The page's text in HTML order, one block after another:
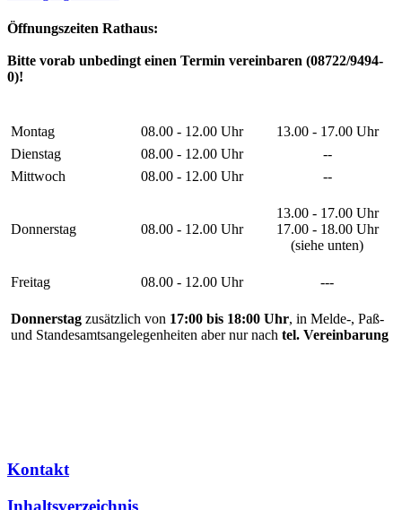
Öffnungszeiten Rathaus:
Bitte vorab unbedingt einen Termin vereinbaren (08722/9494-
0)!
Montag 08.00 - 12.00 Uhr
13.00 - 17.00 Uhr
Dienstag
08.00 - 12.00 Uhr
--
Mittwoch
08.00 - 12.00 Uhr --
Donnerstag 08.00 - 12.00 Uhr
13.00 - 17.00 Uhr
17.00 - 18.00 Uhr
(siehe unten)
Freitag 08.00 - 12.00 Uhr ---
Donnerstag zusätzlich von 17:00 bis 18:00 Uhr, in Melde-, Paß-
und Standesamtsangelegenheiten aber nur nach tel. Vereinbarung
Kontakt
Inhaltsverzeichnis